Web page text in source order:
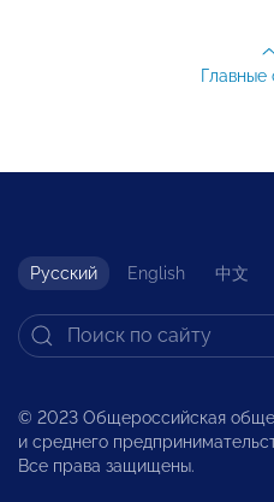
Главные
Русский English 中文
© 2023 Общероссийская
и среднего
Все права защищены.